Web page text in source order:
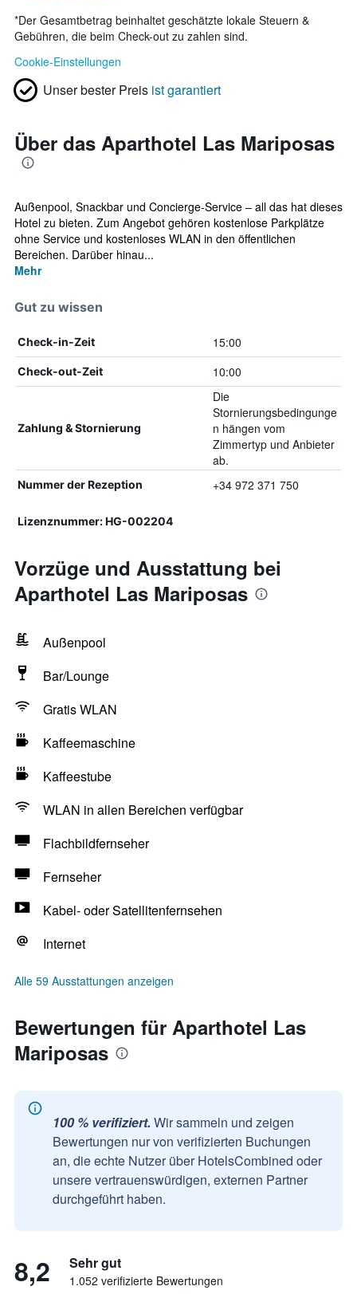
*Der Gesamtbetrag beinhaltet geschätzte lokale Steuern &
Gebühren, die beim Check-out zu zahlen sind.
Cookie-Einstellungen
Unser bester Preis ist garantiert
Über das Aparthotel Las Mariposas
Außenpool, Snackbar und Concierge-Service – all das hat dieses
Hotel zu bieten. Zum Angebot gehören kostenlose Parkplätze
ohne Service und kostenloses WLAN in den öffentlichen
Bereichen. Darüber hinau...
Mehr
Gut zu wissen
Check-in-Zeit 15:00
Check-out-Zeit 10:00
Zahlung & Stornierung
Die
Stornierungsbedingunge
n hängen vom
Zimmertyp und Anbieter
ab.
Nummer der Rezeption +34 972 371 750
Lizenznummer: HG-002204
Vorzüge und Ausstattung bei
Aparthotel Las Mariposas
Außenpool
Bar/Lounge
Gratis WLAN
Kaffeemaschine
Kaffeestube
WLAN in allen Bereichen verfügbar
Flachbildfernseher
Fernseher
Kabel- oder Satellitenfernsehen
Internet
Alle 59 Ausstattungen anzeigen
Bewertungen für Aparthotel Las
Mariposas
100 % verifiziert. Wir sammeln und zeigen
Bewertungen nur von verifizierten Buchungen
an, die echte Nutzer über HotelsCombined oder
unsere vertrauenswürdigen, externen Partner
durchgeführt haben.
8,2 Sehr gut
1.052 verifizierte Bewertungen